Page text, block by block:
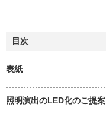
目次
表紙
照明演出のLED化のご提案